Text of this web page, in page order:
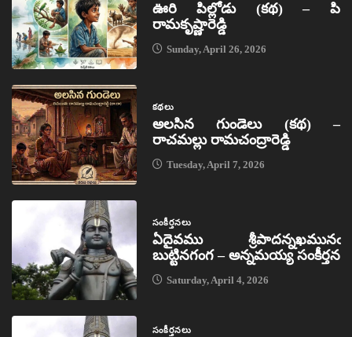
ఊరి పిల్లోడు (కథ) – పి
రామకృష్ణారెడ్డి
Sunday, April 26, 2026
కథలు
అలసిన గుండెలు (కథ) –
రాచమల్లు రామచంద్రారెడ్డి
Tuesday, April 7, 2026
సంకీర్తనలు
ఏదైవము శ్రీపాదన్నఖమునఁ
బుట్టినగంగ – అన్నమయ్య సంకీర్తన
Saturday, April 4, 2026
సంకీర్తనలు